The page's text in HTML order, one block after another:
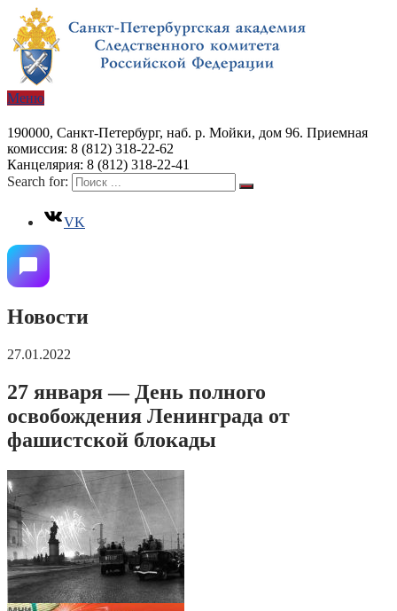
Меню
190000, Санкт-Петербург, наб. р. Мойки, дом 96. Приемная
комиссия: 8 (812) 318-22-62
Канцелярия: 8 (812) 318-22-41
Search for:
VK
Новости
27.01.2022
27 января — День полного
освобождения Ленинграда от
фашистской блокады